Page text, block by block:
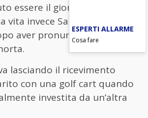
essere il giorno più bello e
vita invece Samantha,
aver pronunciato il sì più
lasciando il ricevimento
con una golf cart quando
investita da un’altra
ESPERTI ALLARME
Cosa fare